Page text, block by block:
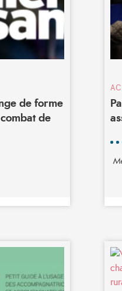
de forme
de